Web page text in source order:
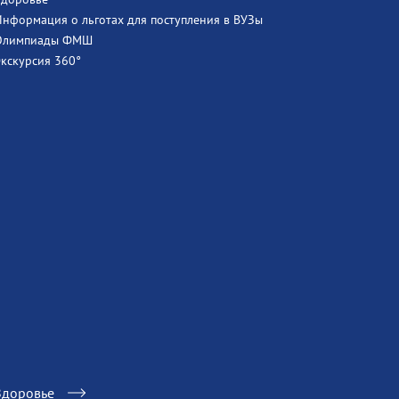
о льготах для поступления в ВУЗы
ФМШ
360°